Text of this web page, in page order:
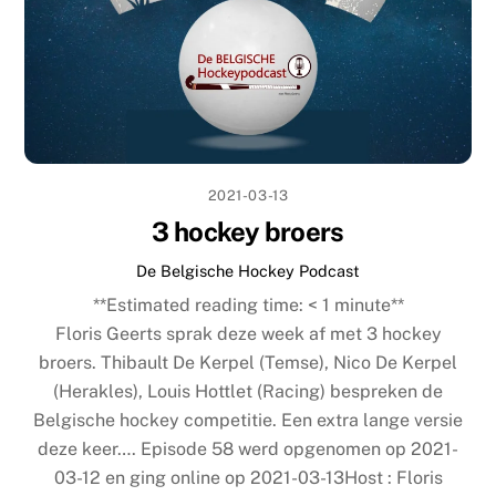
2021-03-13
3 hockey broers
De Belgische Hockey Podcast
**Estimated reading time: < 1 minute**
Floris Geerts sprak deze week af met 3 hockey
broers. Thibault De Kerpel (Temse), Nico De Kerpel
(Herakles), Louis Hottlet (Racing) bespreken de
Belgische hockey competitie. Een extra lange versie
deze keer…. Episode 58 werd opgenomen op 2021-
03-12 en ging online op 2021-03-13Host : Floris